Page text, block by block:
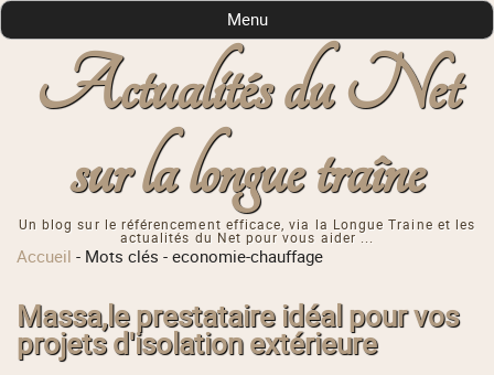
Actualités du Net
sur la longue traîne
Un blog sur le référencement efficace, via la Longue Traine et les
actualités du Net pour vous aider ...
Menu
Accueil - Mots clés -economie-chauffage
Massa,le prestataire idéal pour vos
projets d'isolation extérieure